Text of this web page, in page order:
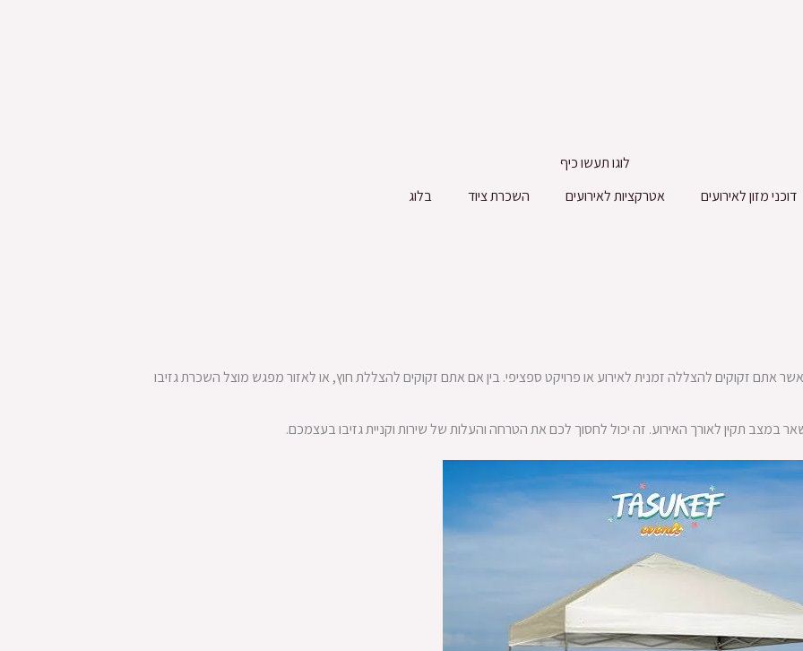
דוכני מזון לאירועים אטרקציות לאירועים השכרת ציוד בלוג
אתם זקוקים להצללה זמנית לאירוע או פרויקט ספציפי. בין אם אתם זקוקים להצללת חוץ, או לאזור מפגש מוצל השכרת גזיבו
במצב תקין לאורך האירוע. זה יכול לחסוך לכם את הטרחה והעלות של שירות וקניית גזיבו בעצמכם.